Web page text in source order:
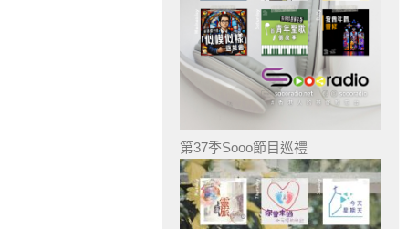
第37季Sooo節目巡禮